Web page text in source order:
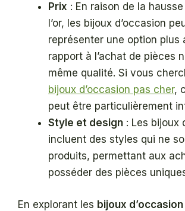
Prix : En raison de la
l’or, les bijoux d’occasion
représenter une option plus
rapport à l’achat de pièces
même qualité. Si vous
bijoux d’occasion pas cher,
peut être particulièrement
Style et design : Les bijoux
incluent des styles qui ne
produits, permettant aux
posséder des pièces
En explorant les bijoux